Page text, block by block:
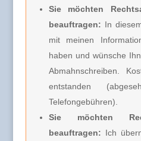
Sie möchten
beauftragen: In
mit meinen
haben und wünsche
Abmahnschreiben.
entstanden
Telefongebühren).
Sie möchten
beauftragen: Ich